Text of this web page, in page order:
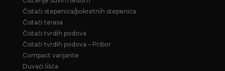
Čistači stepenica/pokretnih stepenica
Čistači terasa
Čistači tvrdih podova
Čistači tvrdih podova – Pribor
Compact varijante
Duvači lišća